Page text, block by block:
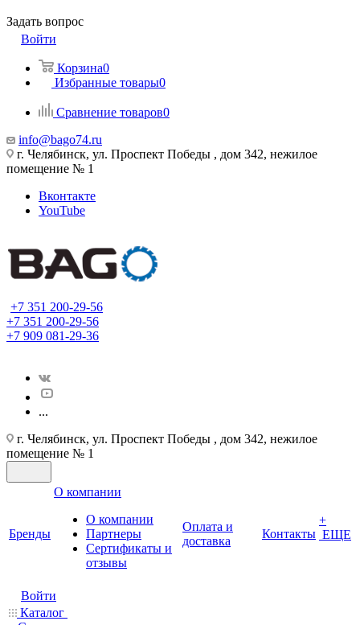
Задать вопрос
Войти
Корзина0
Избранные товары0
Сравнение товаров0
info@bago74.ru
г. Челябинск, ул. Проспект Победы , дом 342, нежилое
помещение № 1
Вконтакте
YouTube
+7 351 200-29-56
+7 351 200-29-56
+7 909 081-29-36
...
г. Челябинск, ул. Проспект Победы , дом 342, нежилое
помещение № 1
Бренды
О компании
О компании
Партнеры
Cертификаты и
отзывы
Оплата и
доставка
Контакты
+
ЕЩЕ
Войти
Каталог